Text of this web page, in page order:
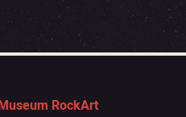
RockArt